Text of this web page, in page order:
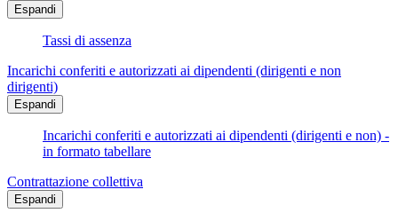
Espandi
Tassi di assenza
Incarichi conferiti e autorizzati ai dipendenti (dirigenti e non
dirigenti)
Espandi
Incarichi conferiti e autorizzati ai dipendenti (dirigenti e non) -
in formato tabellare
Contrattazione collettiva
Espandi